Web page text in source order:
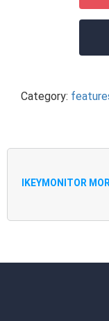
Category:
IKEYMONITOR